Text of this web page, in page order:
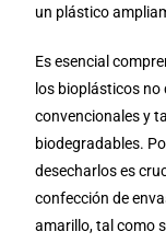
un plástico
Es esencial
los bioplásticos no
convencionales y
biodegradables.
desecharlos es
confección de
amarillo, tal como